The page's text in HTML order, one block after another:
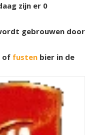
zijn er 0
gebrouwen door
of fusten bier in de